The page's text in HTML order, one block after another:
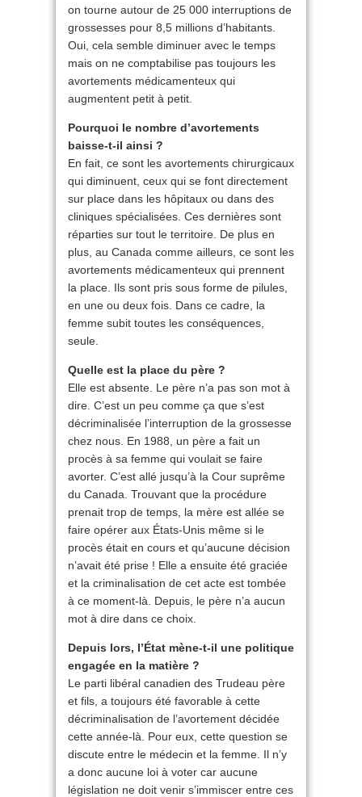
on tourne autour de 25 000 interruptions de
grossesses pour 8,5 millions d’habitants.
Oui, cela semble diminuer avec le temps
mais on ne comptabilise pas toujours les
avortements médicamenteux qui
augmentent petit à petit.
Pourquoi le nombre d’avortements
baisse-t-il ainsi ?
En fait, ce sont les avortements chirurgicaux
qui diminuent, ceux qui se font directement
sur place dans les hôpitaux ou dans des
cliniques spécialisées. Ces dernières sont
réparties sur tout le territoire. De plus en
plus, au Canada comme ailleurs, ce sont les
avortements médicamenteux qui prennent
la place. Ils sont pris sous forme de pilules,
en une ou deux fois. Dans ce cadre, la
femme subit toutes les conséquences,
seule.
Quelle est la place du père ?
Elle est absente. Le père n’a pas son mot à
dire. C’est un peu comme ça que s’est
décriminalisée l’interruption de la grossesse
chez nous. En 1988, un père a fait un
procès à sa femme qui voulait se faire
avorter. C’est allé jusqu’à la Cour suprême
du Canada. Trouvant que la procédure
prenait trop de temps, la mère est allée se
faire opérer aux États-Unis même si le
procès était en cours et qu’aucune décision
n’avait été prise ! Elle a ensuite été graciée
et la criminalisation de cet acte est tombée
à ce moment-là. Depuis, le père n’a aucun
mot à dire dans ce choix.
Depuis lors, l’État mène-t-il une politique
engagée en la matière ?
Le parti libéral canadien des Trudeau père
et fils, a toujours été favorable à cette
décriminalisation de l’avortement décidée
cette année-là. Pour eux, cette question se
discute entre le médecin et la femme. Il n’y
a donc aucune loi à voter car aucune
législation ne doit venir s’immiscer entre ces